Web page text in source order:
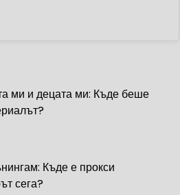
ми и децата ми: Къде беше
Къде е прокси
сега?